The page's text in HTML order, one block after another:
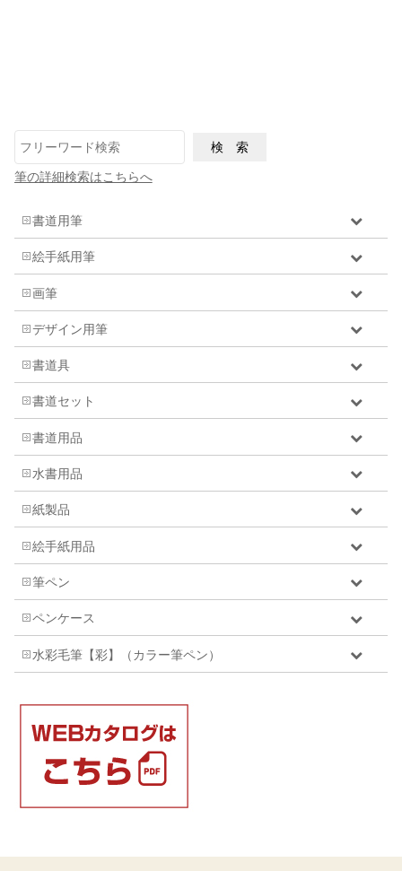
筆の詳細検索はこちらへ
書道用筆
絵手紙用筆
画筆
デザイン用筆
書道具
書道セット
書道用品
水書用品
紙製品
絵手紙用品
筆ペン
ペンケース
水彩毛筆【彩】（カラー筆ペン）